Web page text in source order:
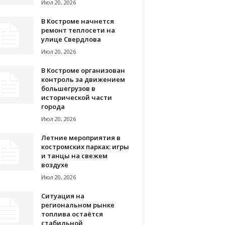
Июл 20, 2026
В Костроме начнется
ремонт теплосети на
улице Свердлова
Июл 20, 2026
В Костроме организован
контроль за движением
большегрузов в
исторической части
города
Июл 20, 2026
Летние мероприятия в
костромских парках: игры
и танцы на свежем
воздухе
Июл 20, 2026
Ситуация на
региональном рынке
топлива остаётся
стабильной